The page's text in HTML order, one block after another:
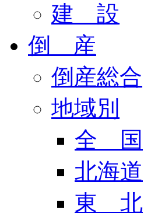
建 設
倒 産
倒産総合
地域別
全 国
北海道
東 北